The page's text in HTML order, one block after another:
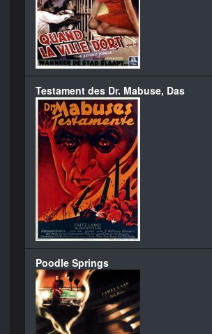
Testament des Dr. Mabuse, Das
Poodle Springs